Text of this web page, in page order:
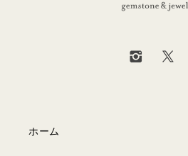
ホーム